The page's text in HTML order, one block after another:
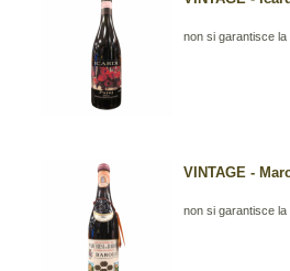
non si garantisce la
VINTAGE -
non si garantisce la